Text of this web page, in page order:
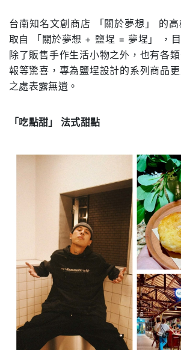
台南知名文創商店 「關於夢想」 的
取自 「關於夢想 + 鹽埕 = 夢埕」 ，目
除了販售手作生活小物之外，也有各
報等驚喜，專為鹽埕設計的系列商品
之處表露無遺。
「吃點甜」 法式甜點